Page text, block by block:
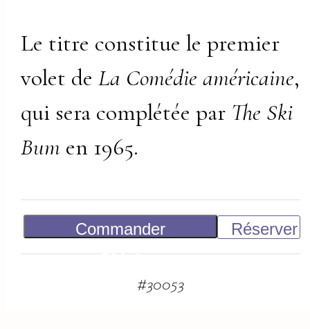
Le titre constitue le premier
volet deLa Comédie américaine,
qui sera complétée par The Ski
Bum en 1965.
Commander
Réserver
#30053